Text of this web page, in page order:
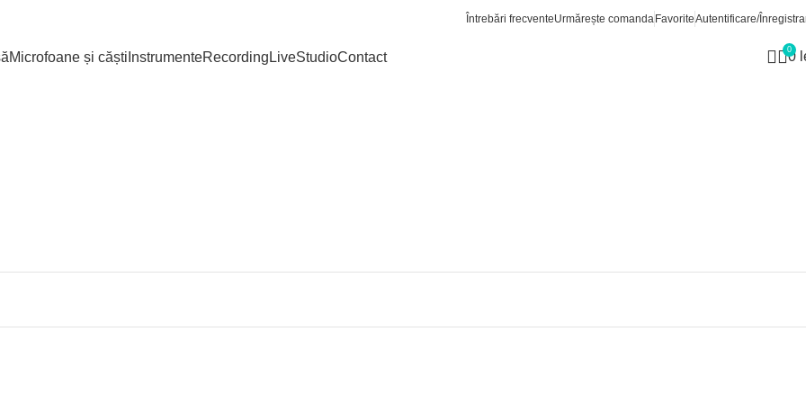
Întrebări frecventeUrmărește comanda FavoriteAutentificare/
Microfoane și căști InstrumenteRecording LiveStudioContact 00